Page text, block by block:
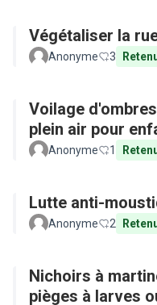
Végétaliser la
Anonyme 3
Voilage
plein air pour
Anonyme 1
Lutte anti-
Anonyme 2
Nichoirs à
pièges à larves